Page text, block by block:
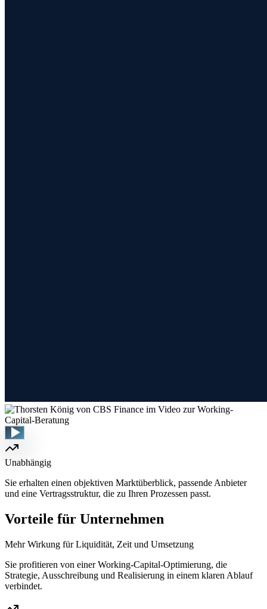
Unabhängig
Sie erhalten einen objektiven Marktüberblick, passende Anbieter
und eine Vertragsstruktur, die zu Ihren Prozessen passt.
Vorteile für Unternehmen
Mehr Wirkung für Liquidität, Zeit und Umsetzung
Sie profitieren von einer Working-Capital-Optimierung, die
Strategie, Ausschreibung und Realisierung in einem klaren Ablauf
verbindet.